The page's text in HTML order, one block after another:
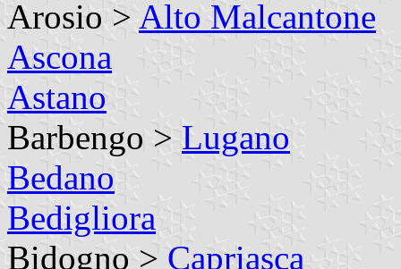
Arosio > Alto Malcantone
Ascona
Astano
Barbengo > Lugano
Bedano
Bedigliora
Bidogno > Capriasca